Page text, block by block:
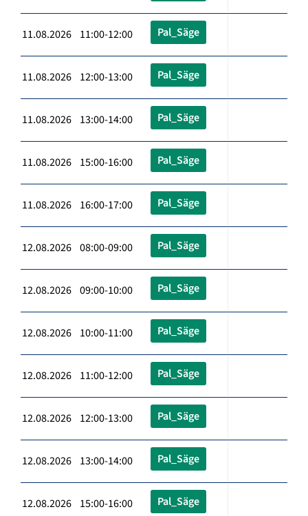
11.08.2026 11:00-12:00 Pal_Säge
11.08.2026 12:00-13:00 Pal_Säge
11.08.2026 13:00-14:00 Pal_Säge
11.08.2026 15:00-16:00 Pal_Säge
11.08.2026 16:00-17:00 Pal_Säge
12.08.2026 08:00-09:00 Pal_Säge
12.08.2026 09:00-10:00 Pal_Säge
12.08.2026 10:00-11:00 Pal_Säge
12.08.2026 11:00-12:00 Pal_Säge
12.08.2026 12:00-13:00 Pal_Säge
12.08.2026 13:00-14:00 Pal_Säge
12.08.2026 15:00-16:00 Pal_Säge